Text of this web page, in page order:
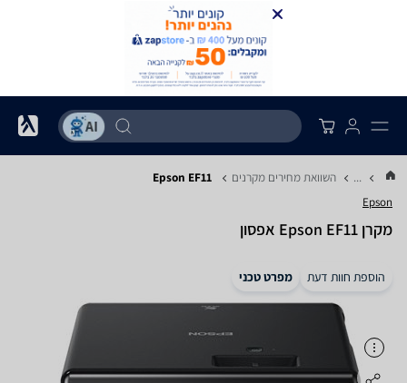
... השוואת מחירים מקרנים Epson EF11
Epson
מקרן Epson EF11 אפסון
הוספת חוות דעת מפרט טכני